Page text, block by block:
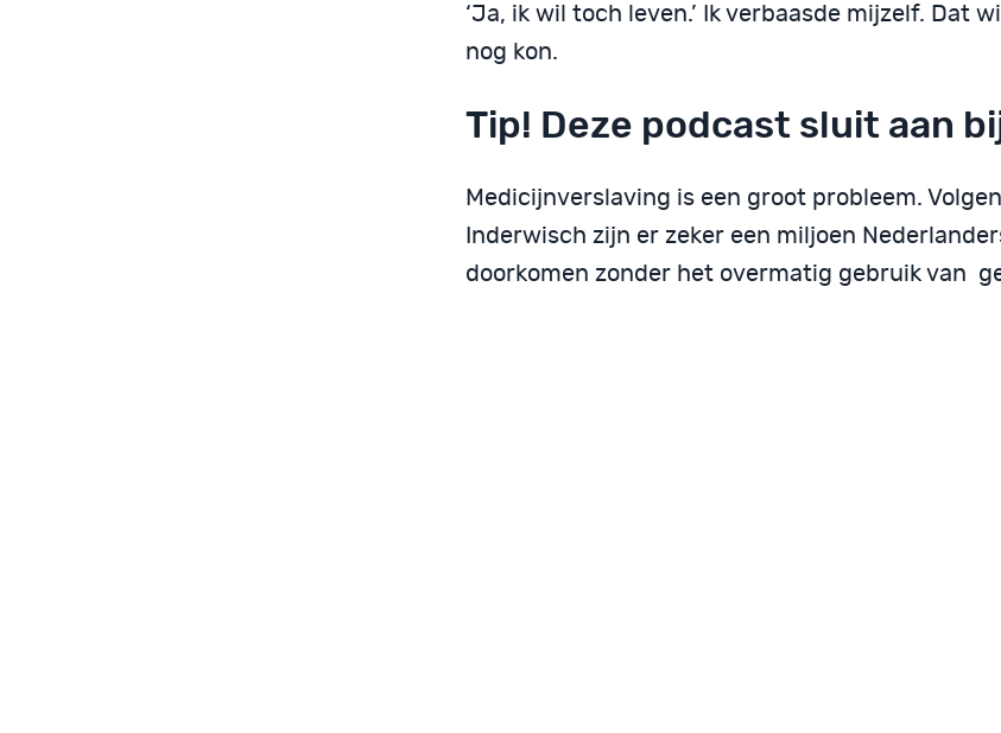
‘Ja, ik wil toch leven.’ Ik verbaasde mijzelf. Dat
nog kon.
Tip! Deze podcast sluit aan
Medicijnverslaving is een groot probleem.
Inderwisch zijn er zeker een miljoen
doorkomen zonder het overmatig gebruik van